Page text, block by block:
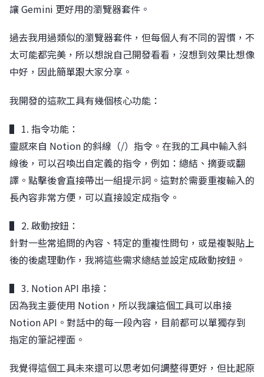
讓 Gemini 更好用的瀏覽器套件。
過去我用過類似的瀏覽器套件，但每個人有不同的習慣，不
太可能都完美，所以想說自己開發看看，沒想到效果比想像
中好，因此簡單跟大家分享。
我開發的這款工具有幾個核心功能：
▌ 1. 指令功能：
靈感來自 Notion 的斜線（/）指令。在我的工具中輸入斜
線後，可以召喚出自定義的指令，例如：總結、摘要或翻
譯。點擊後會直接帶出一組提示詞。這對於需要重複輸入的
長內容非常方便，可以直接設定成指令。
▌ 2. 啟動按鈕：
針對一些常追問的內容、特定的重複性問句，或是複製貼上
後的後處理動作，我將這些需求總結並設定成啟動按鈕。
▌ 3. Notion API 串接：
因為我主要使用 Notion，所以我讓這個工具可以串接
Notion API。對話中的每一段內容，目前都可以單獨存到
指定的筆記裡面。
我覺得這個工具未來還可以思考如何調整得更好，但比起原